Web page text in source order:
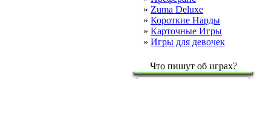
» Zuma Deluxe
» Короткие Нарды
» Карточные Игры
» Игры для девочек
Что пишут об играх?